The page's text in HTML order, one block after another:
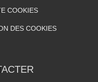
COOKIES
DES COOKIES